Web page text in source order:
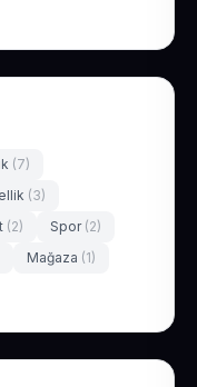
(7)
(3)
(2) Spor (2)
Mağaza (1)